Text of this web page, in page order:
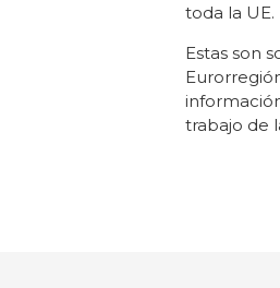
toda la UE.
Estas son
trabajo de